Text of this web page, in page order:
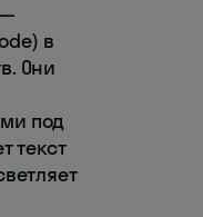
в
Они
под
текст